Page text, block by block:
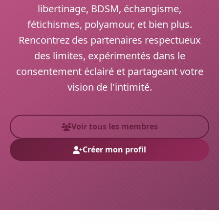
libertinage, BDSM, échangisme,
fétichismes, polyamour, et bien plus.
Rencontrez des partenaires respectueux
des limites, expérimentés dans le
consentement éclairé et partageant votre
vision de l'intimité.
Voir tous les membres
Créer mon profil